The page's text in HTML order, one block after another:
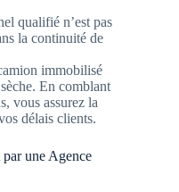
qualifié n’est pas
la continuité de
immobilisé
En comblant
vous assurez la
délais clients.
une Agence